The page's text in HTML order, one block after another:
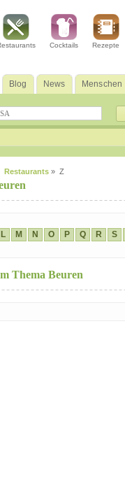
Cocktails Rezepte
Blog News Menschen
Restaurants » Z
L M N O P Q R S
Thema Beuren